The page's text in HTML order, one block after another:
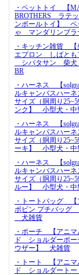
・ペットトイ 【
BROTHERS ラテ
ンボールトイ】 ペ
ゃ マンダリンブラ
・キッチン雑貨
エプロン しばとも
シバタサン 柴
BR
・ハーネス 【
ルキャンバスハー
サイズ（胴周り
ンク】 小型犬・中
・ハーネス 【
ルキャンバスハー
サイズ（胴周り
ーキ】 小型犬・中
・ハーネス 【
ルキャンバスハー
サイズ（胴周り
ルー】 小型犬・中
・トートバッグ 【
ポピン プチバッグ
犬雑貨
・ポーチ 【アニマ
ド ショルダーポ
ウザー】 犬雑貨
・トート 【アニマ
ド ショルダートー